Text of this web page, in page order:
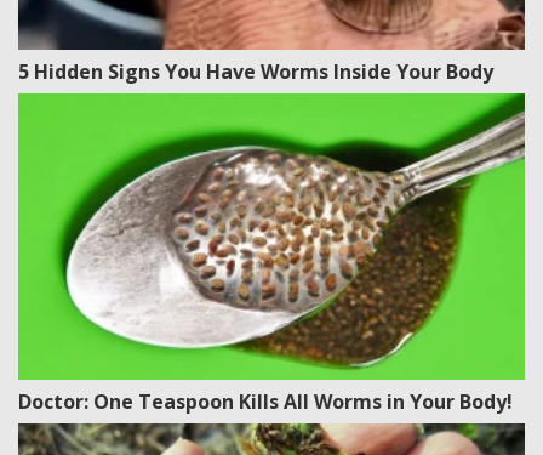
5 Hidden Signs You Have Worms Inside Your Body
Doctor: One Teaspoon Kills All Worms in Your Body!